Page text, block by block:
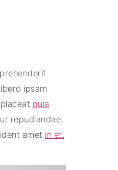
ipsam
quia
repudiandae.
amet in et.